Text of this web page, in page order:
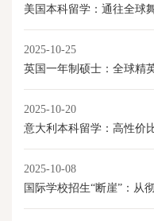
2025-10-25
2025-10-20
2025-10-08